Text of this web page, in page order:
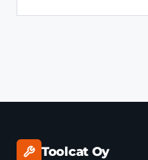
Toolcat Oy